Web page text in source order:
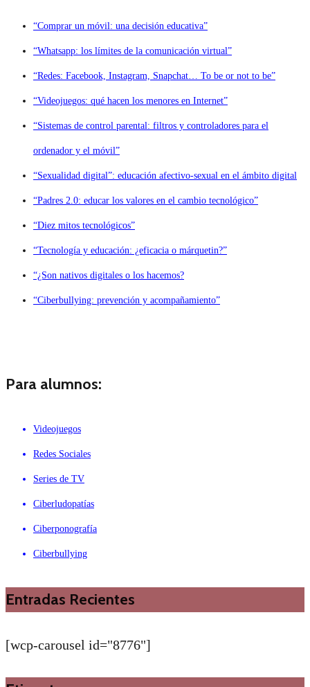
“Comprar un móvil: una decisión educativa”
“Whatsapp: los límites de la comunicación virtual”
“Redes: Facebook, Instagram, Snapchat… To be or not to be”
“Videojuegos: qué hacen los menores en Internet”
“Sistemas de control parental: filtros y controladores para el
ordenador y el móvil”
“Sexualidad digital”: educación afectivo-sexual en el ámbito digital
“Padres 2.0: educar los valores en el cambio tecnológico”
“Diez mitos tecnológicos”
“Tecnología y educación: ¿eficacia o márquetin?”
“¿Son nativos digitales o los hacemos?
“Ciberbullying: prevención y acompañamiento”
Para alumnos:
Videojuegos
Redes Sociales
Series de TV
Ciberludopatías
Ciberponografía
Ciberbullying
Entradas Recientes
[wcp-carousel id="8776"]